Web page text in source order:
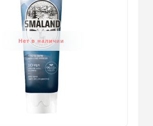
Нет в наличии